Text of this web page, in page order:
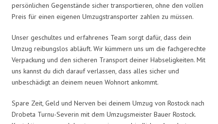
persönlichen Gegenstände sicher transportieren, ohne den vollen
Preis für einen eigenen Umzugstransporter zahlen zu müssen.
Unser geschultes und erfahrenes Team sorgt dafür, dass dein
Umzug reibungslos abläuft. Wir kümmern uns um die fachgerechte
Verpackung und den sicheren Transport deiner Habseligkeiten. Mit
uns kannst du dich darauf verlassen, dass alles sicher und
unbeschädigt an deinem neuen Wohnort ankommt.
Spare Zeit, Geld und Nerven bei deinem Umzug von Rostock nach
Drobeta Turnu-Severin mit dem Umzugsmeister Bauer Rostock.